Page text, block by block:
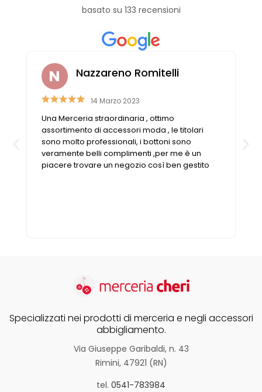
basato su 133 recensioni
Nazzareno Romitelli
14 Marzo 2023
Una Merceria straordinaria , ottimo
assortimento di accessori moda , le titolari
sono molto professionali, i bottoni sono
veramente belli complimenti ,per me è un
piacere trovare un negozio così ben gestito
Specializzati nei prodotti di merceria e negli accessori
abbigliamento.
Via Giuseppe Garibaldi, n. 43
Rimini, 47921 (RN)
tel. 0541-783984